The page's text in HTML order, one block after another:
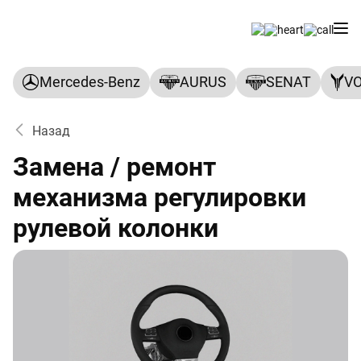
Mercedes-Benz AURUS SENAT
Назад
Замена / ремонт
механизма регулировки
рулевой колонки